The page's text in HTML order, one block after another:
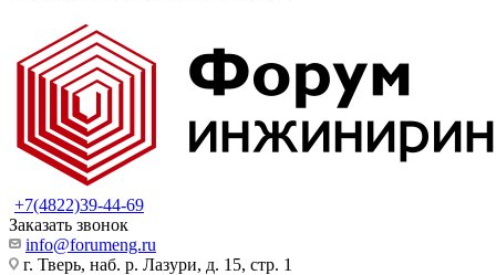
+7(4822)39-44-69
Заказать звонок
info@forumeng.ru
г. Тверь, наб. р. Лазури, д. 15, стр. 1